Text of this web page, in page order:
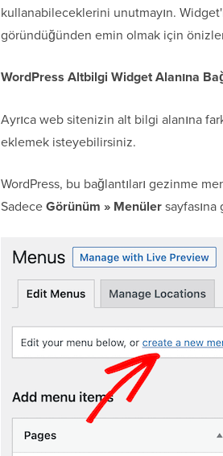
kullanabileceklerini unutmayın.
göründüğünden emin olmak için
WordPress Altbilgi Widget Alanına
Ayrıca web sitenizin alt bilgi alanına
eklemek isteyebilirsiniz.
WordPress, bu bağlantıları gezinme
SadeceGörünüm » Menülersayfasına